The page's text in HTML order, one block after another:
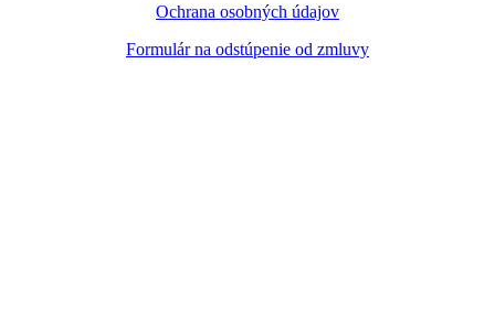
Ochrana osobných údajov
Formulár na odstúpenie od zmluvy